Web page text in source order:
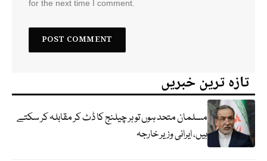
for the next time I comment.
تازہ ترین خبریں
مسلمان متحد ہوں تو ہر چیلنج کا ڈٹ کر مقابلہ کر سکتے
ہیں، ایرانی وزیر خارجہ